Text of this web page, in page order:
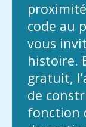
code au
vous
histoire.
gratuit,
de
fonction